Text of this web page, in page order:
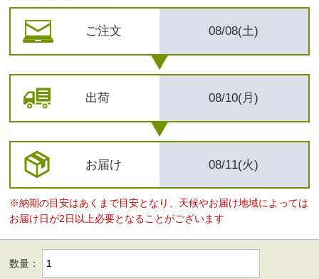
ご注文 08/08(土)
出荷 08/10(月)
お届け 08/11(火)
※納期の目安はあくまで目安となり、天候やお届け地域によっては
お届け日が2日以上必要となることがございます
数量：